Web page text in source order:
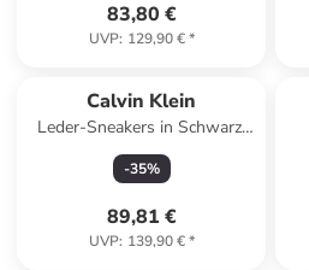
83,80 €
UVP: 129,90 €*
Calvin Klein
Leder-Sneakers in Schwarz/
Weiß
-35%
89,81 €
UVP: 139,90 €*